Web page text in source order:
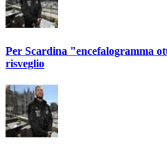
Per Scardina "encefalogramma
risveglio